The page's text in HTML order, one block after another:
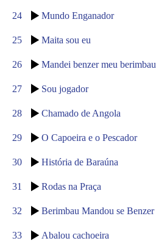
24 Mundo Enganador
25 Maita sou eu
26 Mandei benzer meu berimbau
27 Sou jogador
28 Chamado de Angola
29 O Capoeira e o Pescador
30 História de Baraúna
31 Rodas na Praça
32 Berimbau Mandou se Benzer
33 Abalou cachoeira